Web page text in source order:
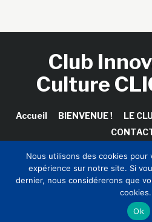
Club
Culture
Accueil BIENVENUE ! LE
Copyright © 2026 Club
Sinapses
Nous utilisons des cookies pour
expérience sur notre site. Si
dernier, nous considérerons que
cookies.
Ok